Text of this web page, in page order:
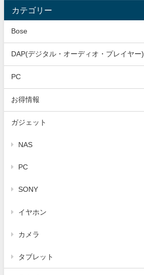
カテゴリー
Bose
DAP(デジタル・オーディオ・プレイヤー)
PC
お得情報
ガジェット
NAS
PC
SONY
イヤホン
カメラ
タブレット